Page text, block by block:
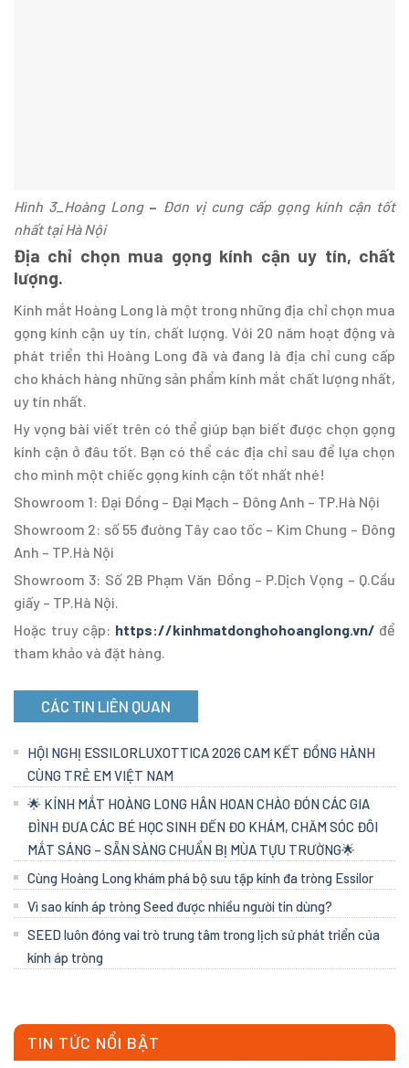
Hình 3_ Hoàng Long – Đơn vị cung cấp gọng kính cận tốt
nhất tại Hà Nội
Địa chỉ chọn mua gọng kính cận uy tín, chất
lượng.
Kính mắt Hoàng Long là một trong những địa chỉ chọn mua
gọng kính cận uy tín, chất lượng. Với 20 năm hoạt động và
phát triển thì Hoàng Long đã và đang là địa chỉ cung cấp
cho khách hàng những sản phẩm kính mắt chất lượng nhất,
uy tín nhất.
Hy vọng bài viết trên có thể giúp bạn biết được chọn gọng
kính cận ở đâu tốt. Bạn có thể các địa chỉ sau để lựa chọn
cho mình một chiếc gọng kính cận tốt nhất nhé!
Showroom 1: Đại Đồng – Đại Mạch – Đông Anh – TP.Hà Nội
Showroom 2: số 55 đường Tây cao tốc – Kim Chung – Đông
Anh – TP.Hà Nội
Showroom 3: Số 2B Phạm Văn Đồng – P.Dịch Vọng – Q.Cầu
giấy – TP.Hà Nội.
Hoặc truy cập: https://kinhmatdonghohoanglong.vn/ để
tham khảo và đặt hàng.
CÁC TIN LIÊN QUAN
HỘI NGHỊ ESSILORLUXOTTICA 2026 CAM KẾT ĐỒNG HÀNH
CÙNG TRẺ EM VIỆT NAM
🌟 KÍNH MẮT HOÀNG LONG HÂN HOAN CHÀO ĐÓN CÁC GIA
ĐÌNH ĐƯA CÁC BÉ HỌC SINH ĐẾN ĐO KHÁM, CHĂM SÓC ĐÔI
MẮT SÁNG – SẴN SÀNG CHUẨN BỊ MÙA TỰU TRƯỜNG🌟
Cùng Hoàng Long khám phá bộ sưu tập kính đa tròng Essilor
Vì sao kính áp tròng Seed được nhiều người tin dùng?
SEED luôn đóng vai trò trung tâm trong lịch sử phát triển của
kính áp tròng
TIN TỨC NỔI BẬT